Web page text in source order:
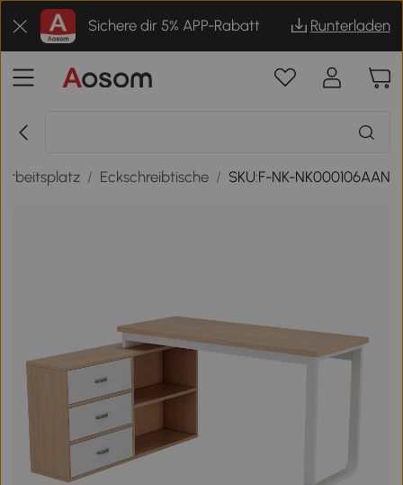
Sichere dir 5% APP-Rabatt Runterladen
/ Eckschreibtische / SKU:F-NK-NK000106AAN